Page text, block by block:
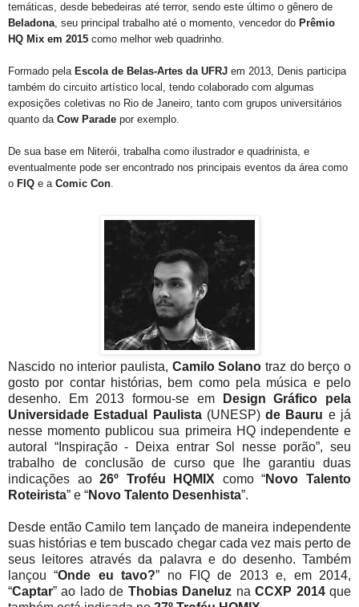
temáticas, desde bebedeiras até terror, sendo este último o gênero de
Beladona, seu principal trabalho até o momento, vencedor do Prêmio
HQ Mix em 2015 como melhor web quadrinho.
Formado pela Escola de Belas-Artes da UFRJ em 2013, Denis participa
também do circuito artístico local, tendo colaborado com algumas
exposições coletivas no Rio de Janeiro, tanto com grupos universitários
quanto da Cow Parade por exemplo.
De sua base em Niterói, trabalha como ilustrador e quadrinista, e
eventualmente pode ser encontrado nos principais eventos da área como
o FIQ e a Comic Con.
Nascido no interior paulista, Camilo Solano traz do berço o
gosto por contar histórias, bem como pela música e pelo
desenho. Em 2013 formou-se em
Design Gráfico pela
Universidade Estadual Paulista(UNESP)de Bauru e já
nesse momento publicou sua primeira HQ independente e
autoral “Inspiração - Deixa entrar Sol nesse porão”, seu
trabalho de conclusão de curso que lhe garantiu duas
indicações ao26º Troféu HQMIX como “Novo Talento
Roteirista” e “Novo Talento Desenhista”.
Desde então Camilo tem lançado de maneira independente
suas histórias e tem buscado chegar cada vez mais perto de
seus leitores através da palavra e do desenho. Também
lançou “Onde eu tavo?” no FIQ de 2013 e, em 2014,
“Captar” ao lado de Thobias Daneluz naCCXP 2014que